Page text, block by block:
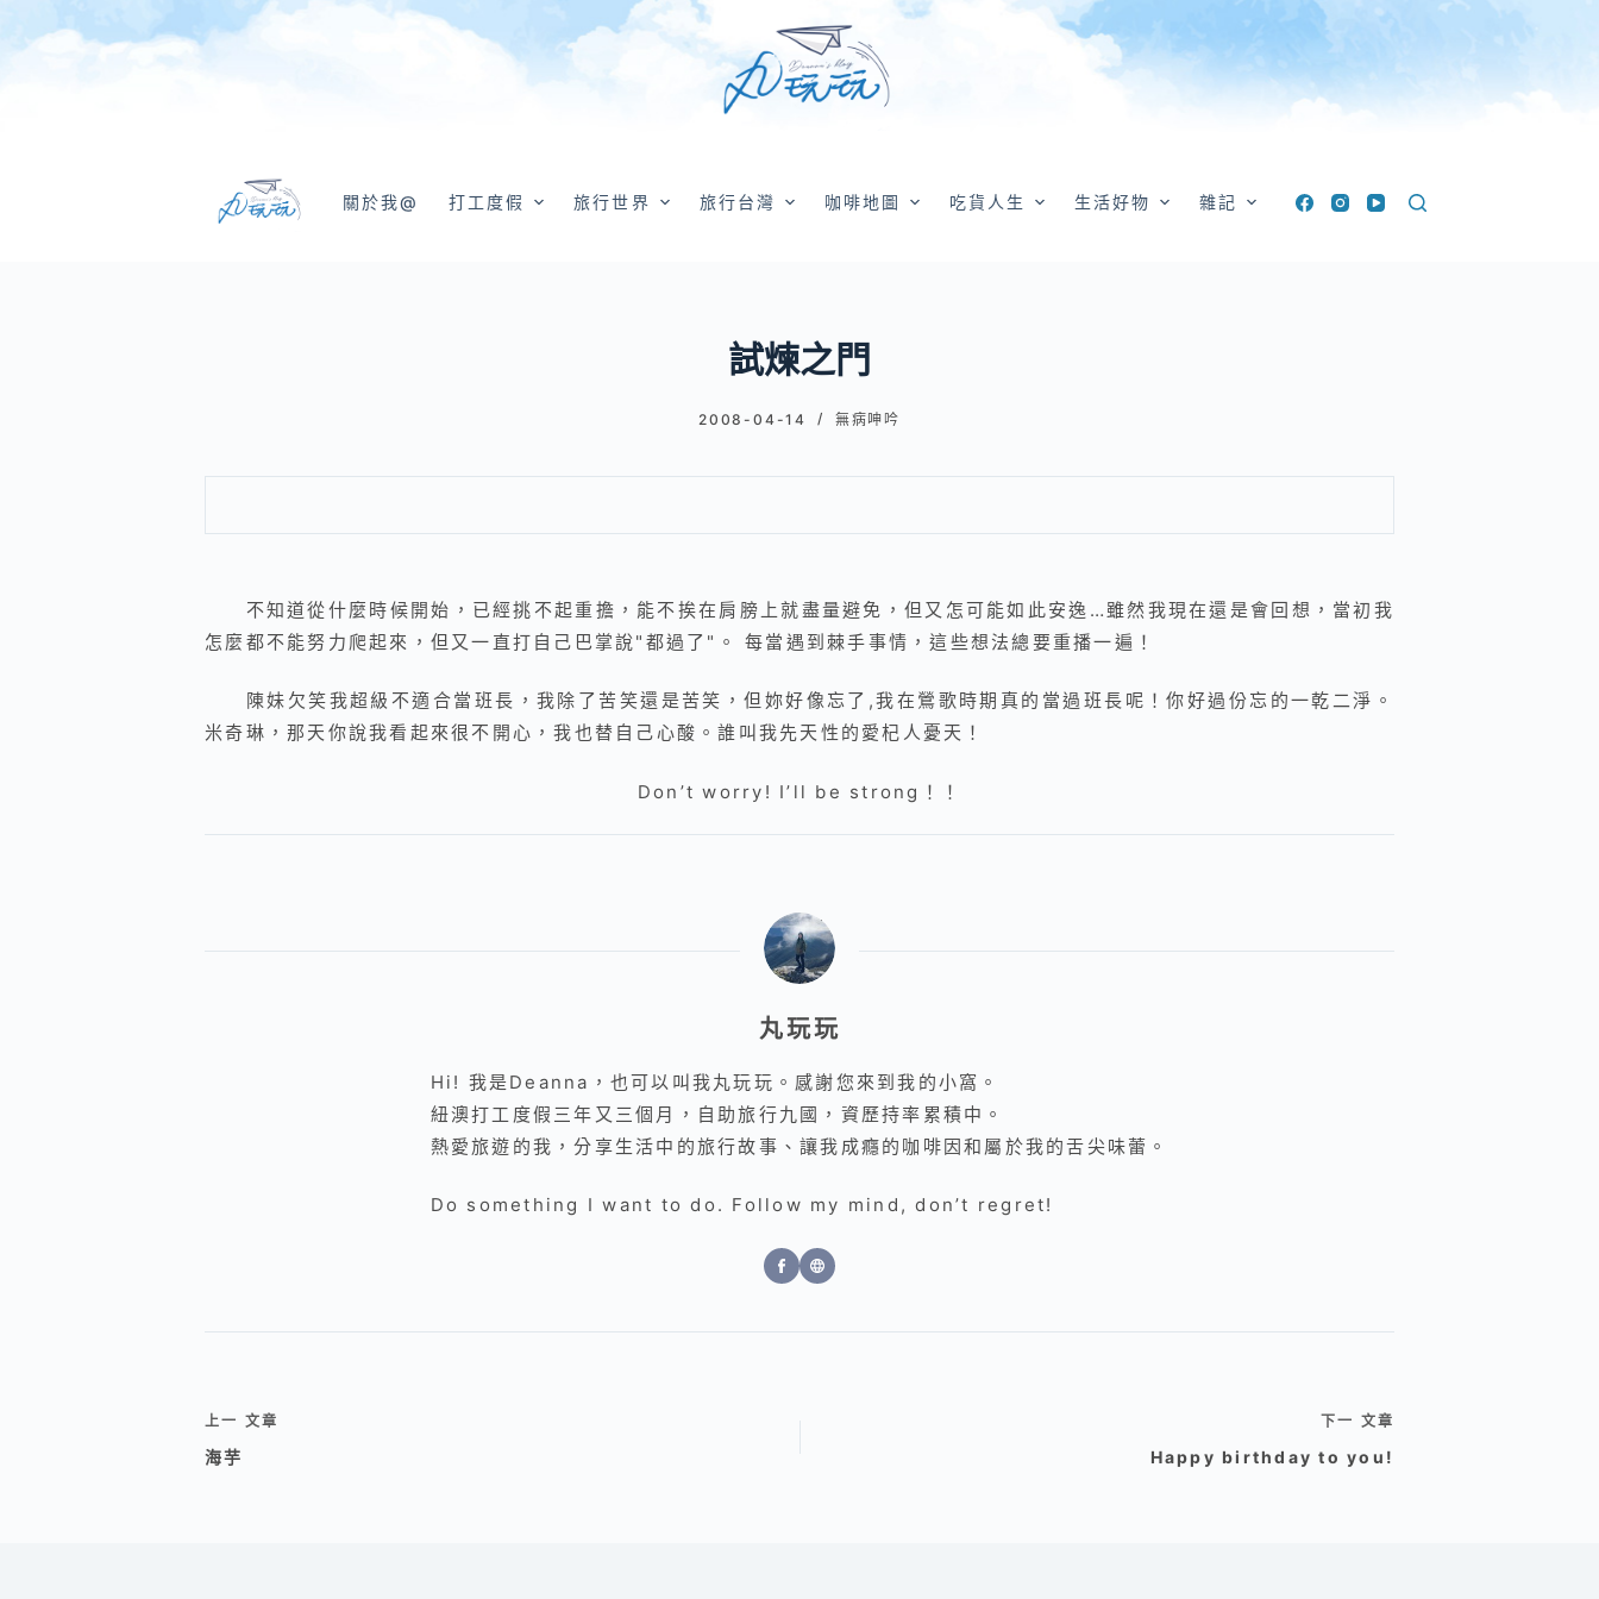
關於我@ 打工度假 旅行世界 旅行台灣 咖啡地圖 吃貨人生 生活好物 雜記
試煉之門
2008-04-14 無病呻吟
不知道從什麼時候開始，已經挑不起重擔，能不挨在肩膀上就盡量避免，但又怎可能如此安逸…雖然我現在還是會回想，當初我
怎麼都不能努力爬起來，但又一直打自己巴掌說"都過了"。 每當遇到棘手事情，這些想法總要重播一遍！
陳妹欠笑我超級不適合當班長，我除了苦笑還是苦笑，但妳好像忘了,我在鶯歌時期真的當過班長呢！你好過份忘的一乾二淨。
米奇琳，那天你說我看起來很不開心，我也替自己心酸。誰叫我先天性的愛杞人憂天！
Don’t worry! I’ll be strong！！
丸玩玩
Hi! 我是Deanna，也可以叫我丸玩玩。感謝您來到我的小窩。
紐澳打工度假三年又三個月，自助旅行九國，資歷持率累積中。
熱愛旅遊的我，分享生活中的旅行故事、讓我成癮的咖啡因和屬於我的舌尖味蕾。
Do something I want to do. Follow my mind, don’t regret!
上一 文章
海芋
下一 文章
Happy birthday to you!